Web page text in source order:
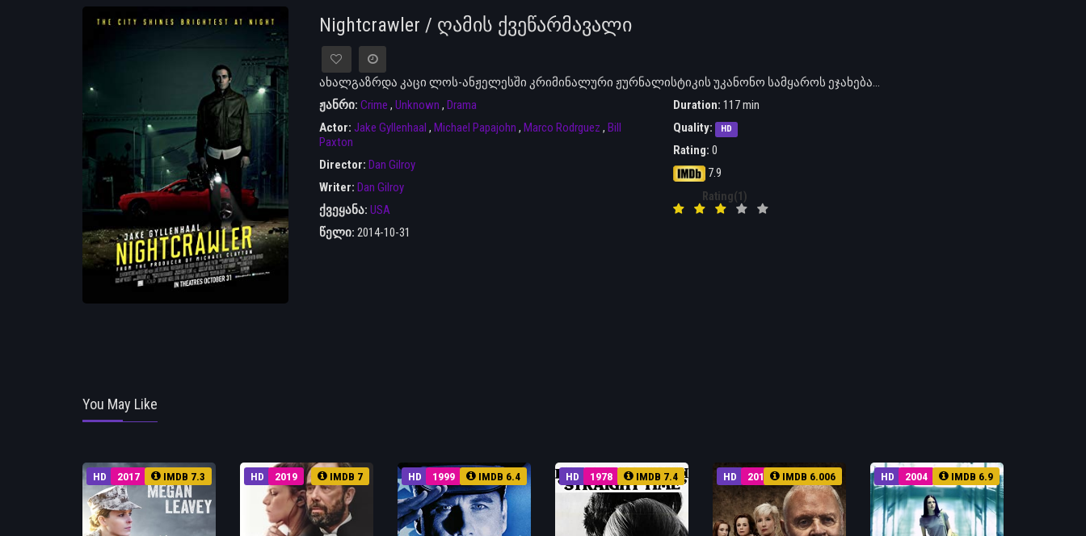
Nightcrawler / ღამის ქვეწარმავალი
ახალგაზრდა კაცი ლოს-ანჟელესში კრიმინალური ჟურნალისტიკის უკანონო სამყაროს ეჯახება…
ჟანრი: Crime , Unknown , Drama
Actor: Jake Gyllenhaal , Michael Papajohn , Marco Rodrguez , Bill
Paxton
Director: Dan Gilroy
Writer: Dan Gilroy
ქვეყანა: USA
წელი: 2014-10-31
Duration: 117 min
Quality:
HD
Rating: 0
7.9
Rating(1)
You May Like
HD 2017 IMDB 7.3 HD 2019 IMDB 7 HD 1999 IMDB 6.4 HD 1978 IMDB 7.4 HD 2018 IMDB 6.006 HD 2004 IMDB 6.9